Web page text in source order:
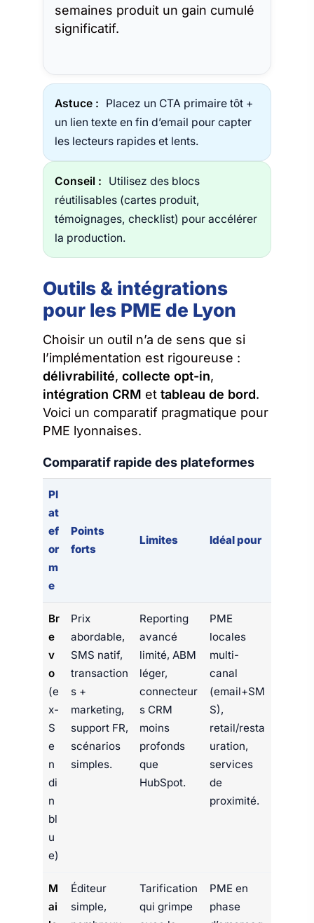
semaines produit un gain cumulé
significatif.
Astuce :
Placez un CTA primaire tôt +
un lien texte en fin d’email pour capter
les lecteurs rapides et lents.
Conseil :
Utilisez des blocs
réutilisables (cartes produit,
témoignages, checklist) pour accélérer
la production.
Outils & intégrations
pour les PME de Lyon
Choisir un outil n’a de sens que si
l’implémentation est rigoureuse :
délivrabilité, collecte opt-in,
intégration CRM et tableau de bord.
Voici un comparatif pragmatique pour
PME lyonnaises.
Comparatif rapide des plateformes
Pl
at
ef
or
m
e
Points
forts
Limites Idéal pour
Br
e
v
o
(e
x-
S
e
n
di
n
bl
u
e)
Prix
abordable,
SMS natif,
transaction
s +
marketing,
support FR,
scénarios
simples.
Reporting
avancé
limité, ABM
léger,
connecteur
s CRM
moins
profonds
que
HubSpot.
PME
locales
multi-
canal
(email+SM
S),
retail/resta
uration,
services
de
proximité.
M
ai
Éditeur
simple,
Tarification
qui grimpe
PME en
phase